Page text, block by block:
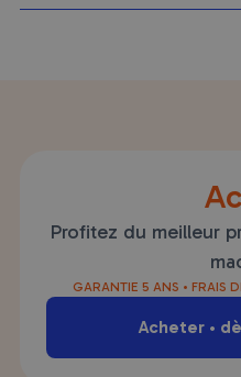
Profitez du meilleur
GARANTIE 5 ANS • FRAIS
Acheter •